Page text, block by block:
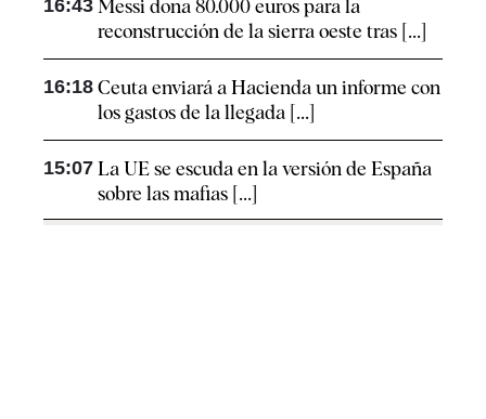
16:43 Messi dona 80.000 euros para la
reconstrucción de la sierra oeste tras [...]
16:18 Ceuta enviará a Hacienda un informe con
los gastos de la llegada [...]
15:07 La UE se escuda en la versión de España
sobre las mafias [...]